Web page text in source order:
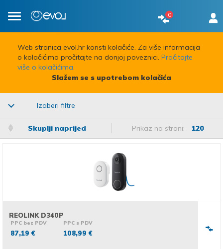
0
Toggle
Web stranica evol.hr koristi kolačiće. Za više informacija
o kolačićima pročitajte na donjoj poveznici. Pročitajte
više o kolačićima.
Slažem se s upotrebom kolačića
Izaberi filtre
Skuplji naprijed Prikaz na strani: 120
REOLINK D340P
PPC bez PDV
87,19 €
PPC s PDV
108,99 €